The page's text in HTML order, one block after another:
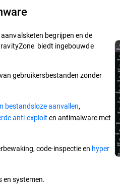
begrijpen en de
biedt ingebouwde
gebruikersbestanden zonder
bestandsloze aanvallen,
anti-exploit en antimalware met
code-inspectie en hyper
en systemen.